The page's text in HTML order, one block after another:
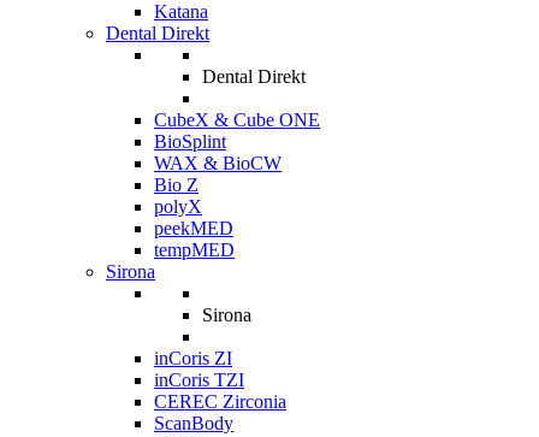
Katana
Dental Direkt
Dental Direkt
CubeX & Cube ONE
BioSplint
WAX & BioCW
Bio Z
polyX
peekMED
tempMED
Sirona
Sirona
inCoris ZI
inCoris TZI
CEREC Zirconia
ScanBody